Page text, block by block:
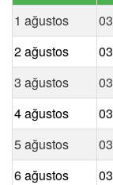
1 ağustos
2 ağustos
3 ağustos
4 ağustos
5 ağustos
6 ağustos